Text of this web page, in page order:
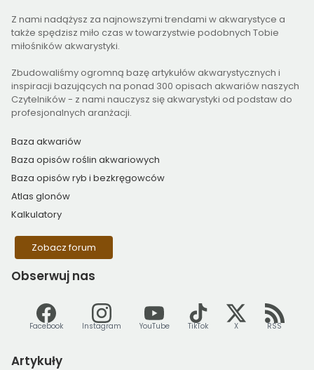
Z nami nadążysz za najnowszymi trendami w akwarystyce a
także spędzisz miło czas w towarzystwie podobnych Tobie
miłośników akwarystyki.
Zbudowaliśmy ogromną bazę artykułów akwarystycznych i
inspiracji bazujących na ponad 300 opisach akwariów naszych
Czytelników - z nami nauczysz się akwarystyki od podstaw do
profesjonalnych aranżacji.
Baza akwariów
Baza opisów roślin akwariowych
Baza opisów ryb i bezkręgowców
Atlas glonów
Kalkulatory
Zobacz forum
Obserwuj nas
Facebook Instagram YouTube TikTok X RSS
Artykuły